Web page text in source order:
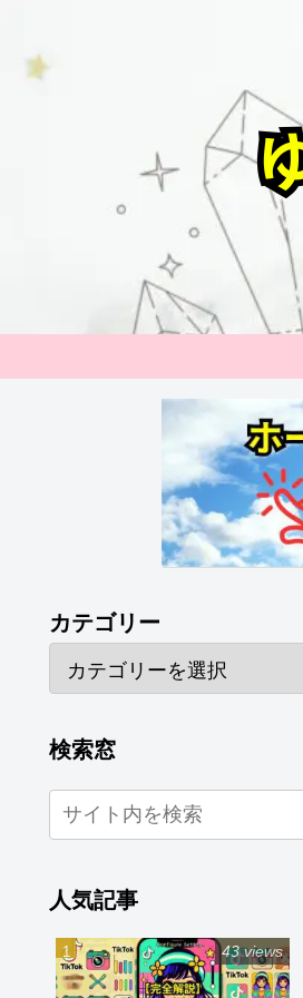
カテゴリー
検索窓
人気記事
43 views